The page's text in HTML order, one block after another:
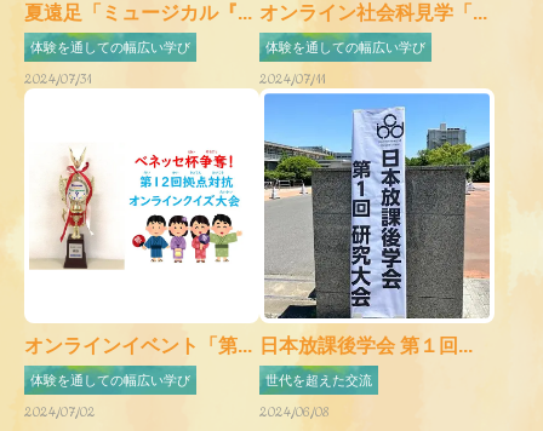
夏遠足「ミュージカル『...
体験を通しての幅広い学び
2024/07/31
オンライン社会科見学「...
体験を通しての幅広い学び
2024/07/11
オンラインイベント「第...
体験を通しての幅広い学び
2024/07/02
日本放課後学会 第１回...
世代を超えた交流
2024/06/08